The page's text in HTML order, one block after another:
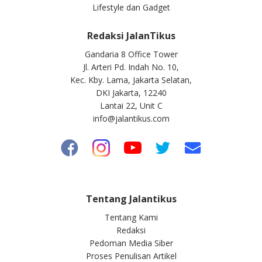
Lifestyle dan Gadget
Redaksi JalanTikus
Gandaria 8 Office Tower
Jl. Arteri Pd. Indah No. 10,
Kec. Kby. Lama, Jakarta Selatan,
DKI Jakarta, 12240
Lantai 22, Unit C
info@jalantikus.com
Tentang Jalantikus
Tentang Kami
Redaksi
Pedoman Media Siber
Proses Penulisan Artikel